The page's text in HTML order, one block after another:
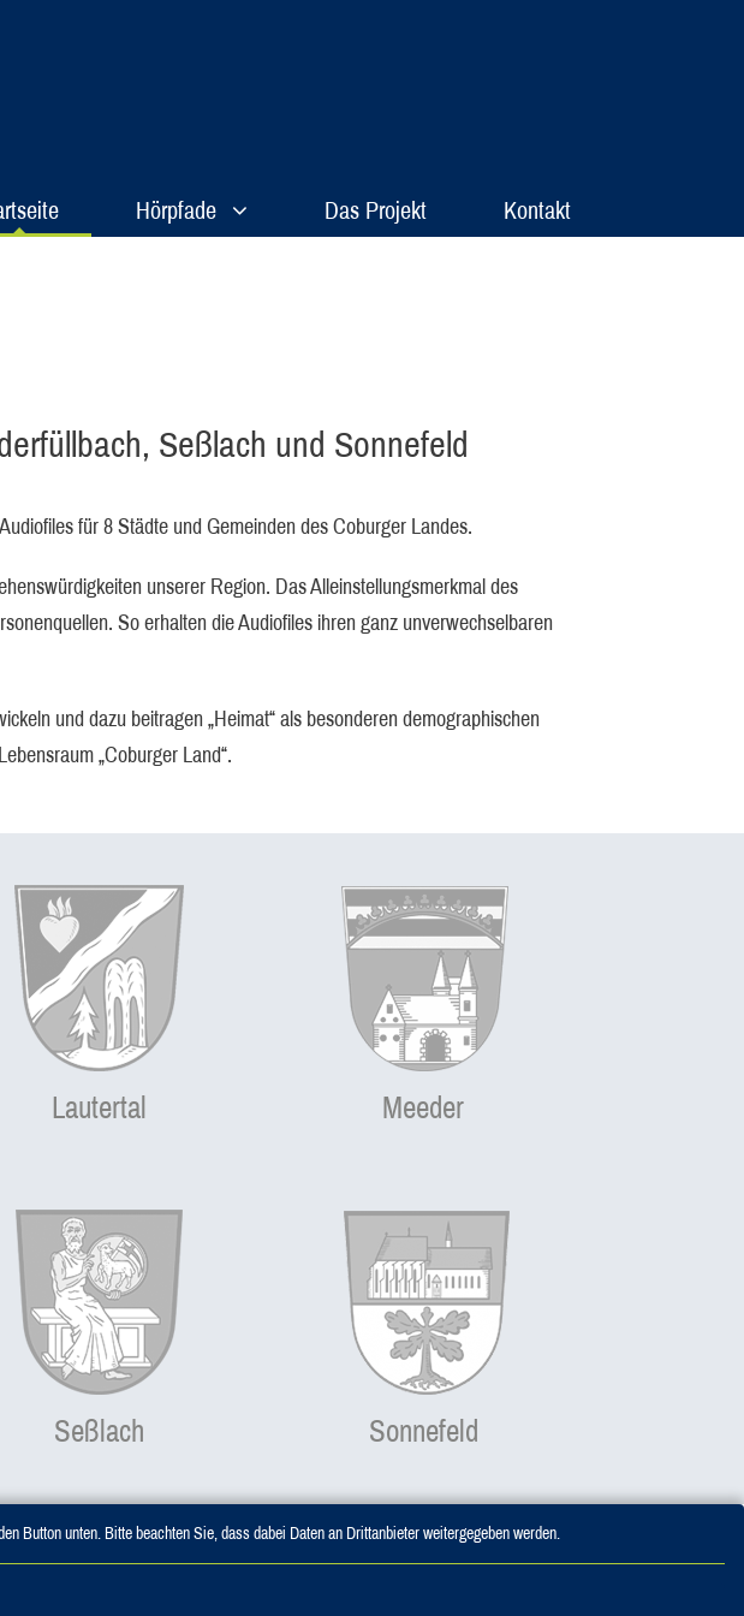
Hörpfade Das Projekt Kontakt
Seßlach und Sonnefeld
für 8 Städte und Gemeinden des Coburger Landes.
unserer Region. Das Alleinstellungsmerkmal des
So erhalten die Audiofiles ihren ganz unverwechselbaren
und dazu beitragen „Heimat“ als besonderen demographischen
„Coburger Land“.
Lautertal Meeder
Seßlach Sonnefeld
Button unten. Bitte beachten Sie, dass dabei Daten an Drittanbieter weitergegeben werden.